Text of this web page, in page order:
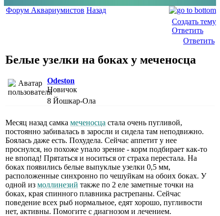
Форум Аквариумистов Назад
Создать тему
Ответить
Ответить
Белые узелки на боках у меченосца
Odeston
Новичок
8 Йошкар-Ола
Месяц назад самка меченосца стала очень пугливой,
постоянно забивалась в заросли и сидела там неподвижно.
Боялась даже есть. Похудела. Сейчас аппетит у нее
проснулся, но похоже упало зрение - корм подбирает как-то
не впопад! Прятаться и носиться от страха перестала. На
боках появились белые выпуклые узелки 0,5 мм,
расположенные синхронно по чешуйкам на обоих боках. У
одной из моллинезий также по 2 еле заметные точки на
боках, края спинного плавника растрепаны. Сейчас
поведение всех рыб нормальное, едят хорошо, пугливости
нет, активны. Помогите с диагнозом и лечением.